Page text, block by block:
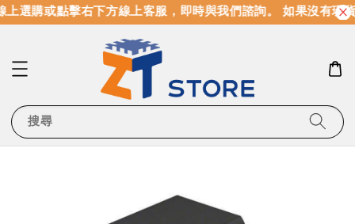
選購或點擊右下方線上客服，即時與我們諮詢。 如果沒有現
搜尋